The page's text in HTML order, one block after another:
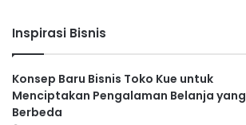
Inspirasi Bisnis
Konsep Baru Bisnis Toko Kue untuk
Menciptakan Pengalaman Belanja yang
Berbeda